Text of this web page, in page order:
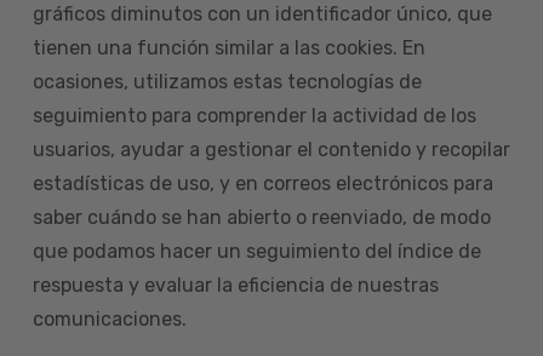
gráficos diminutos con un identificador único, que
tienen una función similar a las cookies. En
ocasiones, utilizamos estas tecnologías de
seguimiento para comprender la actividad de los
usuarios, ayudar a gestionar el contenido y recopilar
estadísticas de uso, y en correos electrónicos para
saber cuándo se han abierto o reenviado, de modo
que podamos hacer un seguimiento del índice de
respuesta y evaluar la eficiencia de nuestras
comunicaciones.